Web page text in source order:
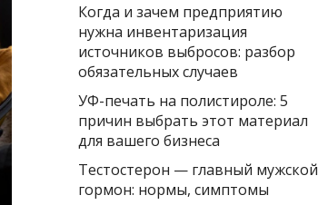
Когда и зачем предприятию
нужна инвентаризация
источников выбросов: разбор
обязательных случаев
УФ-печать на полистироле: 5
причин выбрать этот материал
для вашего бизнеса
Тестостерон — главный мужской
гормон: нормы, симптомы